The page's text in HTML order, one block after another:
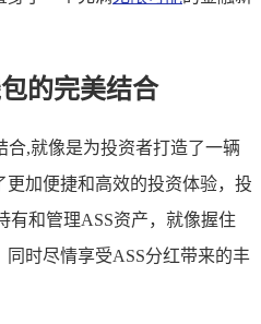
的完美结合
合,就像是为投资者打造了一辆
加便捷和高效的投资体验，投
有和管理ASS资产，就像握住
时尽情享受ASS分红带来的丰